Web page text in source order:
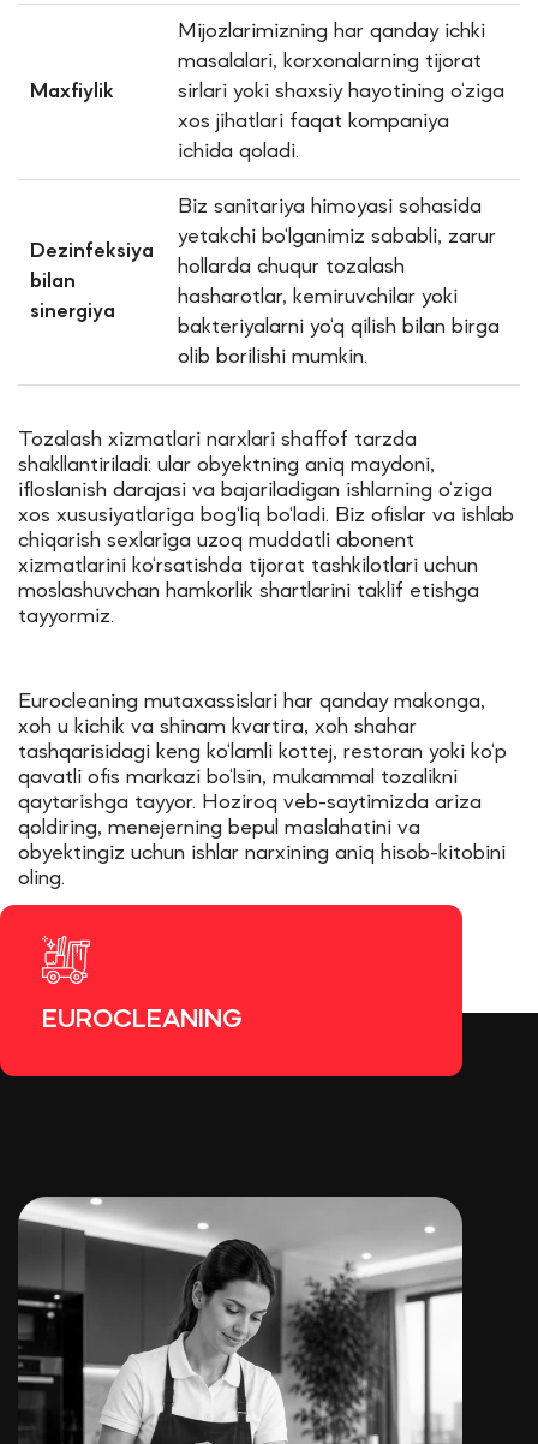
Maxfiylik
Mijozlarimizning har qanday ichki
masalalari, korxonalarning tijorat
sirlari yoki shaxsiy hayotining o‘ziga
xos jihatlari faqat kompaniya
ichida qoladi.
Dezinfeksiya
bilan
sinergiya
Biz sanitariya himoyasi sohasida
yetakchi bo‘lganimiz sababli, zarur
hollarda chuqur tozalash
hasharotlar, kemiruvchilar yoki
bakteriyalarni yo‘q qilish bilan birga
olib borilishi mumkin.
Tozalash xizmatlari narxlari shaffof tarzda
shakllantiriladi: ular obyektning aniq maydoni,
ifloslanish darajasi va bajariladigan ishlarning o‘ziga
xos xususiyatlariga bog‘liq bo‘ladi. Biz ofislar va ishlab
chiqarish sexlariga uzoq muddatli abonent
xizmatlarini ko‘rsatishda tijorat tashkilotlari uchun
moslashuvchan hamkorlik shartlarini taklif etishga
tayyormiz.
Eurocleaning mutaxassislari har qanday makonga,
xoh u kichik va shinam kvartira, xoh shahar
tashqarisidagi keng ko‘lamli kottej, restoran yoki ko‘p
qavatli ofis markazi bo‘lsin, mukammal tozalikni
qaytarishga tayyor. Hoziroq veb-saytimizda ariza
qoldiring, menejerning bepul maslahatini va
obyektingiz uchun ishlar narxining aniq hisob-kitobini
oling.
EUROCLEANING